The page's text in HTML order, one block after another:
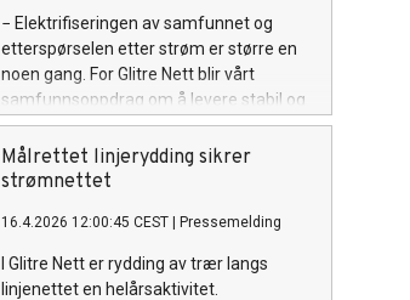
− Elektrifiseringen av samfunnet og
etterspørselen etter strøm er større en
noen gang. For Glitre Nett blir vårt
samfunnsoppdrag om å levere stabil og
pålitelig strøm til våre kunder stadig
viktigere, samtidig som vi jobber for å få
ned egne klimagassutslipp og
Målrettet linjerydding sikrer
strømnettet
16.4.2026 12:00:45 CEST Pressemelding
I Glitre Nett er rydding av trær langs
linjenettet en helårsaktivitet.